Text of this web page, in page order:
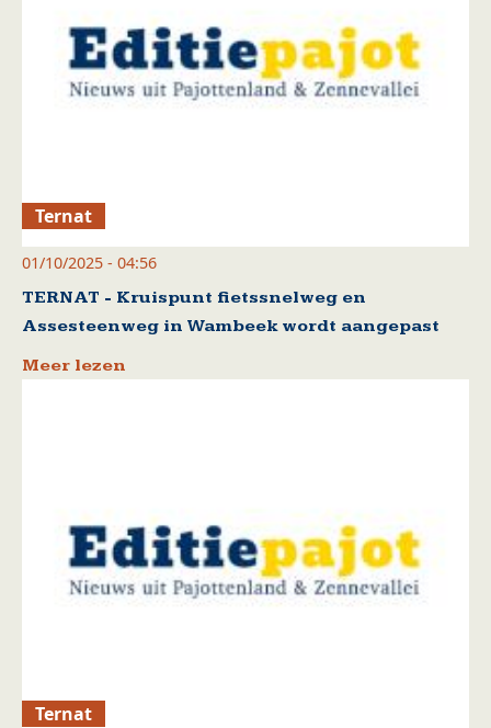
Ternat
01/10/2025 - 04:56
TERNAT - Kruispunt fietssnelweg en
Assesteenweg in Wambeek wordt aangepast
Meer lezen
Ternat